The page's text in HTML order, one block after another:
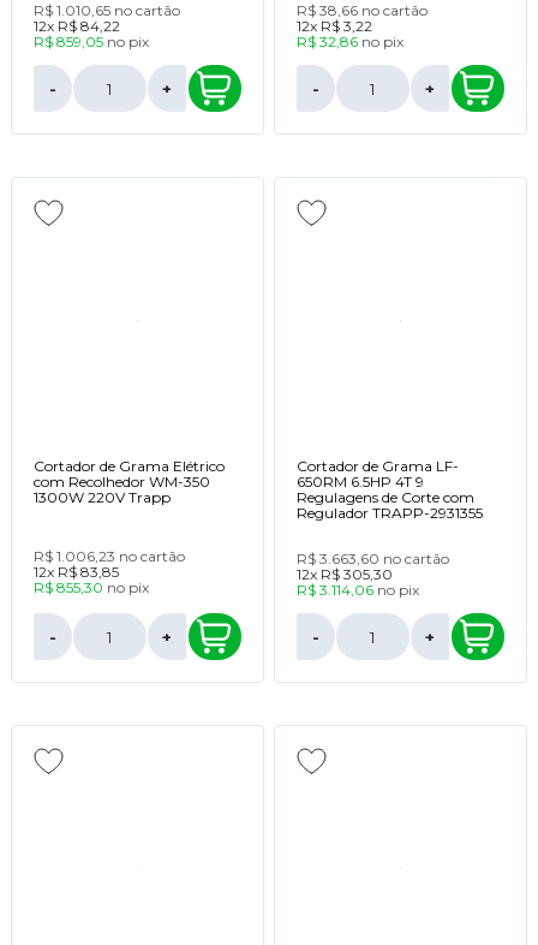
R$ 1.010,65 no cartão
12x R$ 84,22
R$ 859,05 no pix
- +
R$ 38,66 no cartão
12x R$ 3,22
R$ 32,86 no pix
- +
Cortador de Grama Elétrico
com Recolhedor WM-350
1300W 220V Trapp
R$ 1.006,23 no cartão
12x R$ 83,85
R$ 855,30 no pix
- +
Cortador de Grama LF-
650RM 6.5HP 4T 9
Regulagens de Corte com
Regulador TRAPP-2931355
R$ 3.663,60 no cartão
12x R$ 305,30
R$ 3.114,06 no pix
- +